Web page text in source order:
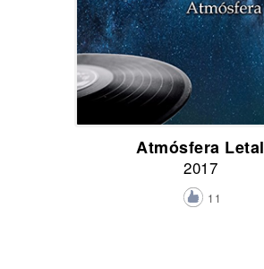
Atmósfera Letal
2017
11